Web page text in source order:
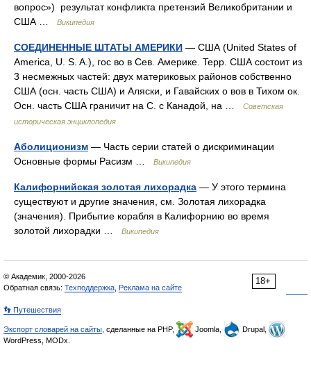
вопрос») результат конфликта претензий Великобритании и
США …
Википедия
СОЕДИНЕННЫЕ ШТАТЫ АМЕРИКИ — США (United States of
America, U. S. A.), гос во в Сев. Америке. Tepp. США состоит из
3 несмежных частей: двух материковых районов собственно
США (осн. часть США) и Аляски, и Гавайских о вов в Тихом ок.
Осн. часть США граничит на С. с Канадой, на …
Советская
историческая энциклопедия
Аболиционизм — Часть серии статей о дискриминации
Основные формы Расизм …
Википедия
Калифорнийская золотая лихорадка — У этого термина
существуют и другие значения, см. Золотая лихорадка
(значения). Прибытие корабля в Калифорнию во время
золотой лихорадки …
Википедия
18+
© Академик, 2000-2026
Обратная связь: Техподдержка Реклама на сайте
👣 Путешествия
Экспорт словарей на сайты , сделанные на PHP, Joomla,
Drupal,
WordPress, MODx.